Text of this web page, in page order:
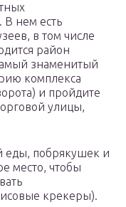
В нем есть
в том числе
район
знаменитый
комплекса
и пройдите
улицы,
еды, побрякушек и
место, чтобы
крекеры).